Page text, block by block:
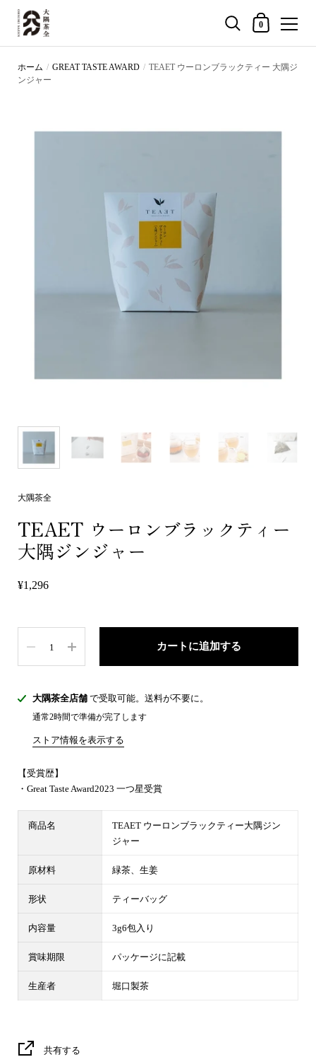
買い物カゴ
0
ホーム / GREAT TASTE AWARD / TEAET ウーロンブラックティー 大隅ジ
ンジャー
大隅茶全
TEAET ウーロンブラックティー
大隅ジンジャー
¥1,296
カートに追加する
大隅茶全店舗 で受取可能。送料が不要に。
通常2時間で準備が完了します
ストア情報を表示する
【受賞歴】
・Great Taste Award2023 一つ星受賞
商品名
TEAET ウーロンブラックティー大隅ジン
ジャー
原材料 緑茶、生姜
形状 ティーバッグ
内容量 3g6包入り
賞味期限 パッケージに記載
生産者 堀口製茶
共有する